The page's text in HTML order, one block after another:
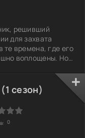
решивший
для захвата
те времена, где его
воплощены. Но
своего
его. Каждый шаг
команды,
трудностей, чтобы
сезон)
0